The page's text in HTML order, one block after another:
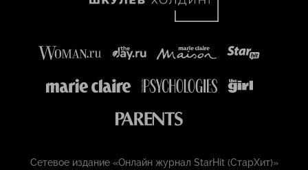
Сетевое издание «Онлайн журнал StarHit (СтарХит)»